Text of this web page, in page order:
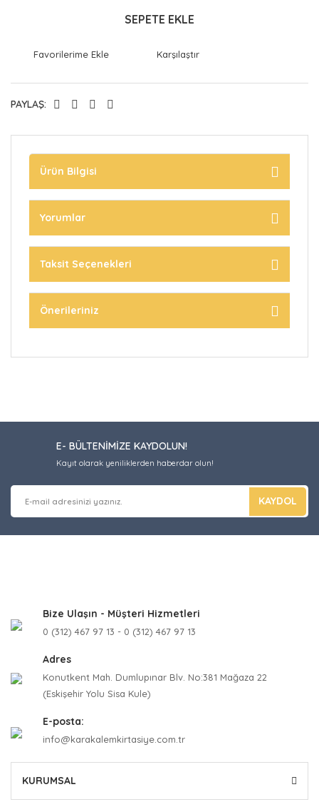
SEPETE EKLE
Karşılaştır
PAYLAŞ:
Ürün Bilgisi
Yorumlar
Taksit Seçenekleri
Önerileriniz
E- BÜLTENİMİZE KAYDOLUN!
Kayıt olarak yeniliklerden haberdar olun!
KAYDOL
Bize Ulaşın - Müşteri Hizmetleri
0 (312) 467 97 13 - 0 (312) 467 97 13
Adres
Konutkent Mah. Dumlupınar Blv. No:381 Mağaza 22
(Eskişehir Yolu Sisa Kule)
E-posta:
info@karakalemkirtasiye.com.tr
KURUMSAL